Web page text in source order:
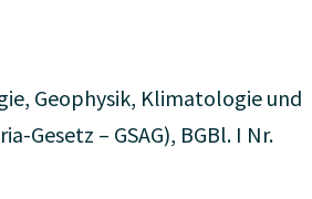
Geophysik, Klimatologie und
Gesetz – GSAG), BGBl. I Nr.